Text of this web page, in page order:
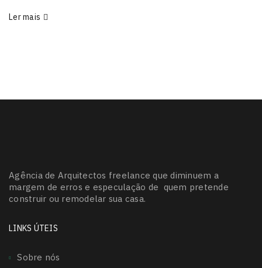
Ler mais
Agência de Arquitectos freelance que diminuem a
margem de erros e especulação de quem pretende
construir ou remodelar sua casa.
LINKS ÚTEIS
Sobre nós